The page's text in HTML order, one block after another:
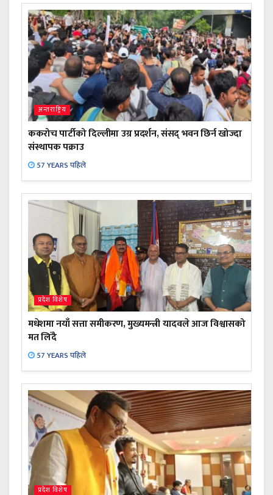
अन्तराष्ट्रिय
ककरोच पार्टीको दिल्लीमा उग्र प्रदर्शन, संसद् भवन छिर्न खोज्दा
संस्थापक पक्राउ
57 YEARS पहिले
प्रदेश विशेष
मधेशमा नयाँ सत्ता समीकरण, मुख्यमन्त्री यादवले आज विश्वासको
मत लिँदै
57 YEARS पहिले
प्रदेश विशेष